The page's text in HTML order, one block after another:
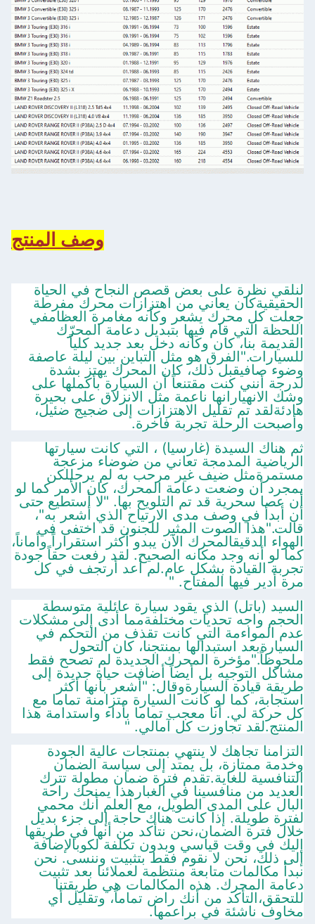
وصف المنتج
لنلقي نظرة على بعض قصص النجاح في الحياة
الحقيقيةكان يعاني من اهتزازات محرك مفرطة
جعلت كل محرك يشعر وكأنه مغامرة العظامفي
اللحظة التي قام فيها بتبديل دعامة المحرّك
القديمة بنا، كان وكأنه دخل بعد جديد كلياً
للسيارات."الفرق هو مثل التباين بين ليلة عاصفة
وضوء صافيقبل ذلك، كان المحرك يهتز بشدة
لدرجة أنني كنت مقتنعاً أن السيارة بأكملها على
وشك الانهيارانها ناعمة مثل الانزلاق على بحيرة
هادئةلقد تم تقليل الاهتزازات إلى ضجيج ضئيل،
وأصبحت الرحلة تجربة فاخرة.
ثم هناك السيدة (غارسيا) ، التي كانت سيارتها
الرياضية المدمجة تعاني من ضوضاء مزعجة
مستمرةمثل ضيف غير مرحب به لم يرحللكن
بمجرد أن وضعت دعامة المحرك، كان الأمر كما لو
أن عصا سحرية قد تم التلويح بها. "لا أستطيع حتى
أن أبدأ في وصف مدى الارتياح الذي أشعر به"،
قالت."هذا الصوت المثير للجنون قد اختفى في
الهواء الدقيقالمحرك الآن يبدو أكثر استقراراً وأماناً،
كما لو أنه وجد مكانه الصحيح. لقد رفعت حقاً جودة
تجربة القيادة بشكل عام.لم أعد أرتجف في كل
مرة أدير فيها المفتاح. "
السيد (باتل) الذي يقود سيارة عائلية متوسطة
الحجم واجه تحديات مختلفةمما أدى إلى مشكلات
عدم المواءمة التي كانت تقذف من التحكم في
السيارةبعد استبدالها بمنتجنا، كان التحول
ملحوظاً."مؤخرة المحرك الجديدة لم تصحح فقط
مشاكل التوجيه بل أيضاً أضافت حياة جديدة إلى
طريقة قيادة السيارةوقال: "أشعر بأنها أكثر
استجابة، كما لو كانت السيارة متزامنة تماما مع
كل حركة لي. أنا معجب تماما بأداء واستدامة هذا
المنتج.لقد تجاوزت كل آمالي. "
التزامنا تجاهك لا ينتهي بمنتجات عالية الجودة
وخدمة ممتازة، بل يمتد إلى سياسة الضمان
التنافسية للغاية.تقدم فترة ضمان مطولة تترك
العديد من منافسينا في الغبارهذا يمنحك راحة
البال على المدى الطويل، مع العلم أنك محمي
لفترة طويلة. إذا كانت هناك حاجة إلى جزء بديل
خلال فترة الضمان،نحن نتأكد من أنها في طريقها
إليك في وقت قياسي وبدون تكلفة لكوبالإضافة
إلى ذلك، نحن لا نقوم فقط بتثبيت وننسى. نحن
نبدأ مكالمات متابعة منتظمة لعملائنا بعد تثبيت
دعامة المحرك. هذه المكالمات هي طريقتنا
للتحقق،التأكد من أنك راض تماماً، وتقليل أي
مخاوف ناشئة في براعمها.